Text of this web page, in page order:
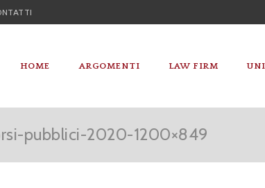
HOME ARGOMENTI LAW FIRM
pubblici-2020-1200×849